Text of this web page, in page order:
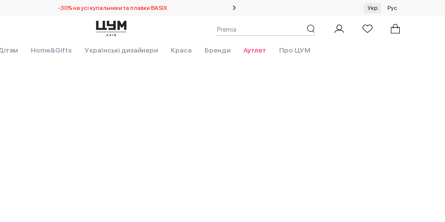
-30% на усі купальники та плавки BASIX Спеціальна пропозиція на одяг та хустки ЦУМ by GUNIA
Укр Рус
Home&Gifts Українські дизайнери Краса Бренди Аутлет Про ЦУМ